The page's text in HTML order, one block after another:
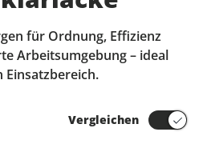
für Ordnung, Effizienz
Arbeitsumgebung – ideal
Einsatzbereich.
Vergleichen